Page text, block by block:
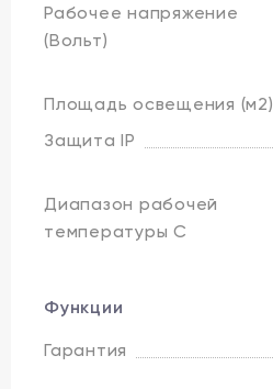
Рабочее напряжение
(Вольт)
Площадь освещения (м2)
Защита IP
Диапазон рабочей
температуры C
Функции
Гарантия